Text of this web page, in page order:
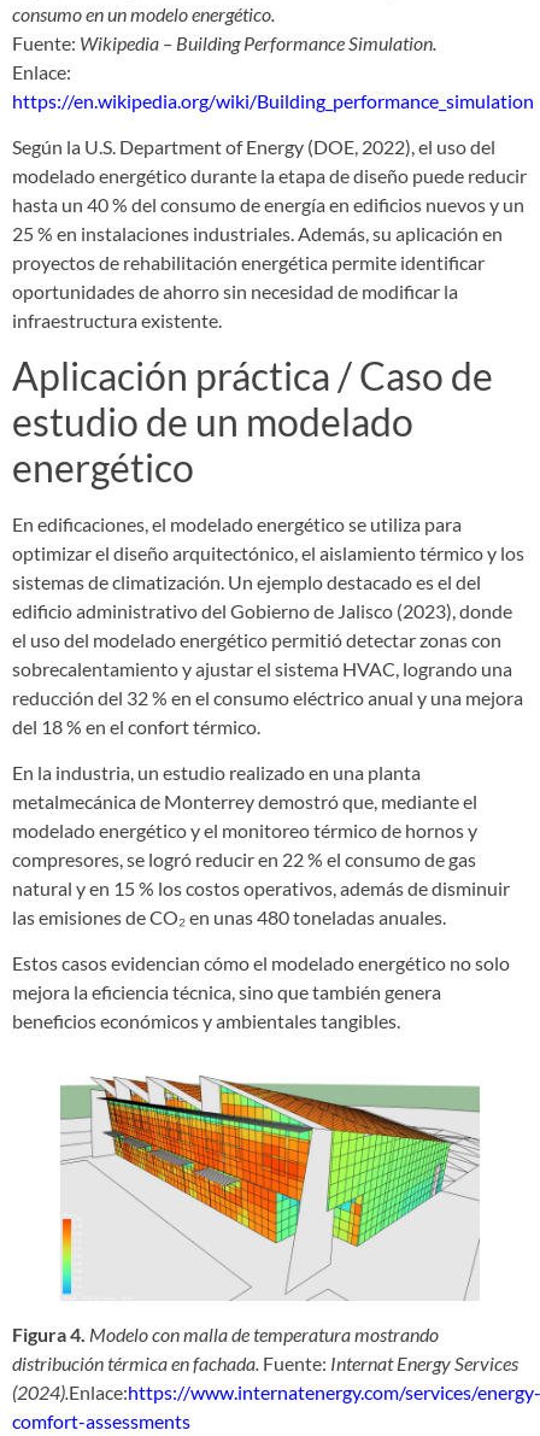
consumo en un modelo energético.
Fuente: Wikipedia – Building Performance Simulation.
Enlace:
https://en.wikipedia.org/wiki/Building_performance_simulation
Según la U.S. Department of Energy (DOE, 2022), el uso del
modelado energético durante la etapa de diseño puede reducir
hasta un 40 % del consumo de energía en edificios nuevos y un
25 % en instalaciones industriales. Además, su aplicación en
proyectos de rehabilitación energética permite identificar
oportunidades de ahorro sin necesidad de modificar la
infraestructura existente.
Aplicación práctica / Caso de
estudio de un modelado
energético
En edificaciones, el modelado energético se utiliza para
optimizar el diseño arquitectónico, el aislamiento térmico y los
sistemas de climatización. Un ejemplo destacado es el del
edificio administrativo del Gobierno de Jalisco (2023), donde
el uso del modelado energético permitió detectar zonas con
sobrecalentamiento y ajustar el sistema HVAC, logrando una
reducción del 32 % en el consumo eléctrico anual y una mejora
del 18 % en el confort térmico.
En la industria, un estudio realizado en una planta
metalmecánica de Monterrey demostró que, mediante el
modelado energético y el monitoreo térmico de hornos y
compresores, se logró reducir en 22 % el consumo de gas
natural y en 15 % los costos operativos, además de disminuir
las emisiones de CO₂ en unas 480 toneladas anuales.
Estos casos evidencian cómo el modelado energético no solo
mejora la eficiencia técnica, sino que también genera
beneficios económicos y ambientales tangibles.
Figura 4. Modelo con malla de temperatura mostrando
distribución térmica en fachada. Fuente: Internat Energy Services
(2024).Enlace:https://www.internatenergy.com/services/energy-
comfort-assessments